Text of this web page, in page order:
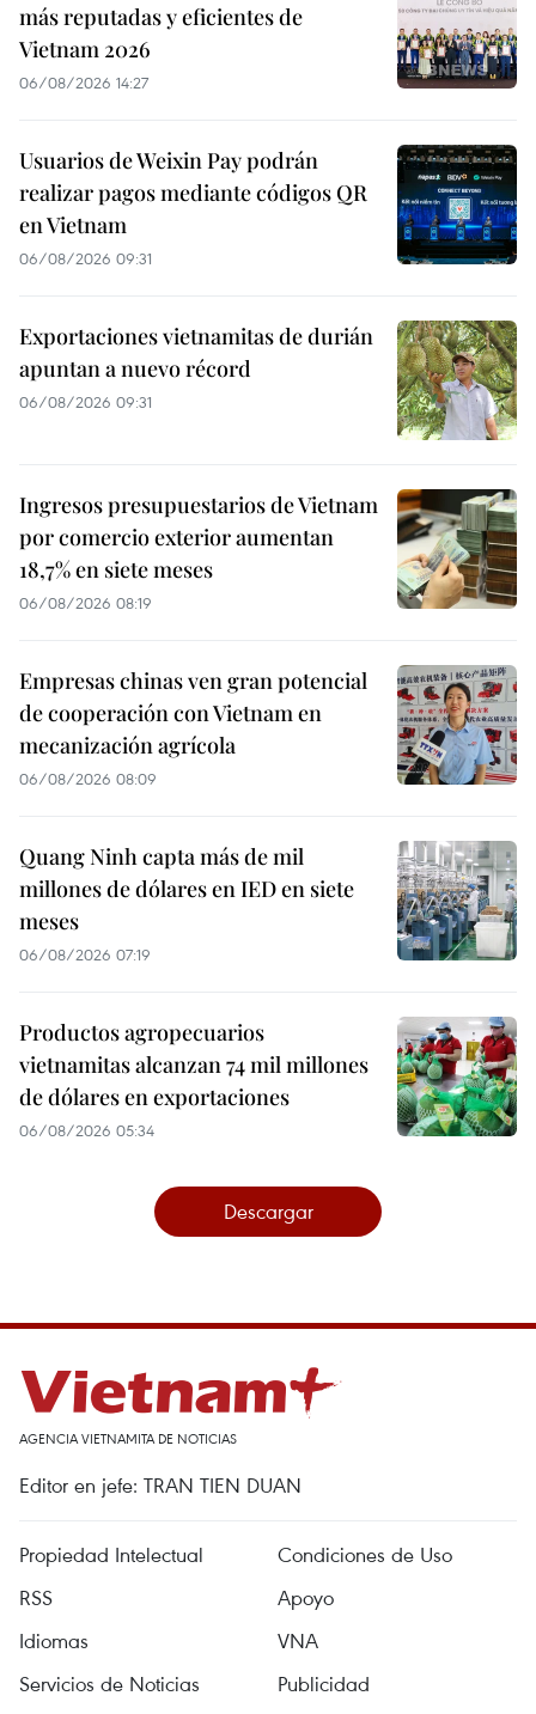
más reputadas y eficientes de
Vietnam 2026
06/08/2026 14:27
Usuarios de Weixin Pay podrán
realizar pagos mediante códigos QR
en Vietnam
06/08/2026 09:31
Exportaciones vietnamitas de durián
apuntan a nuevo récord
06/08/2026 09:31
Ingresos presupuestarios de Vietnam
por comercio exterior aumentan
18,7% en siete meses
06/08/2026 08:19
Empresas chinas ven gran potencial
de cooperación con Vietnam en
mecanización agrícola
06/08/2026 08:09
Quang Ninh capta más de mil
millones de dólares en IED en siete
meses
06/08/2026 07:19
Productos agropecuarios
vietnamitas alcanzan 74 mil millones
de dólares en exportaciones
06/08/2026 05:34
Descargar
AGENCIA VIETNAMITA DE NOTICIAS
Editor en jefe: TRAN TIEN DUAN
Propiedad Intelectual
Condiciones de Uso
RSS
Apoyo
Idiomas
VNA
Servicios de Noticias
Publicidad